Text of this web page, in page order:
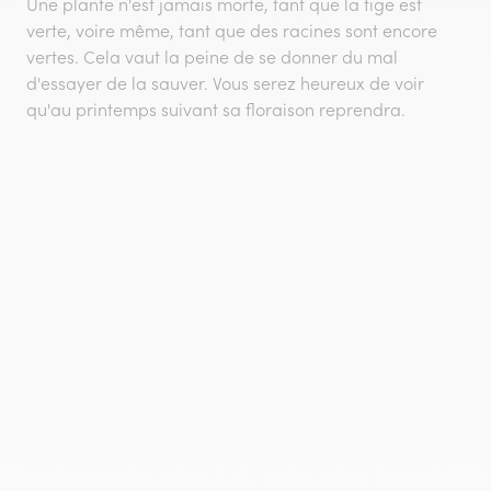
Une plante n'est jamais morte, tant que la tige est
verte, voire même, tant que des racines sont encore
vertes. Cela vaut la peine de se donner du mal
d'essayer de la sauver. Vous serez heureux de voir
qu'au printemps suivant sa floraison reprendra.